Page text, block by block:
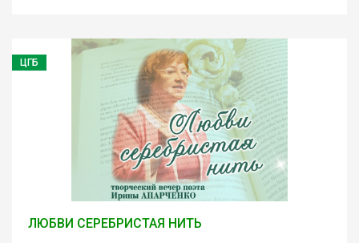
ЦГБ
ЛЮБВИ СЕРЕБРИСТАЯ НИТЬ